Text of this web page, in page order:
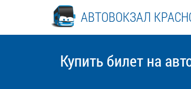
АВТОВОКЗАЛ
Купить билет на